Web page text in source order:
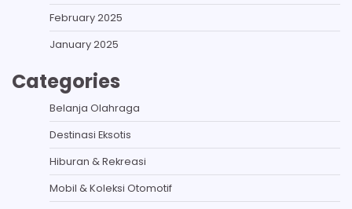
February 2025
January 2025
Categories
Belanja Olahraga
Destinasi Eksotis
Hiburan & Rekreasi
Mobil & Koleksi Otomotif